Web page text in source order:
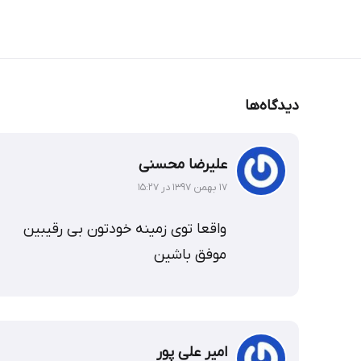
دیدگاه‌ها
علیرضا محسنی
۱۷ بهمن ۱۳۹۷ در ۱۵:۲۷
واقعا توی زمینه خودتون بی رقیبین
موفق باشین
امیر علی پور